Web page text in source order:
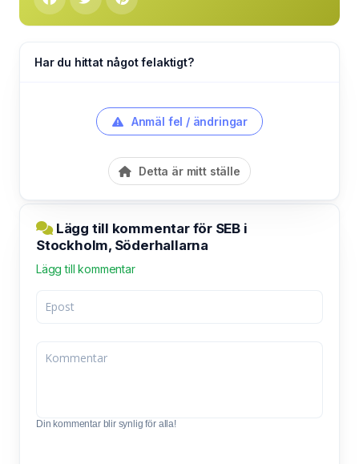
Har du hittat något felaktigt?
Anmäl fel / ändringar
Detta är mitt ställe
Lägg till kommentar för SEB i
Stockholm, Söderhallarna
Lägg till kommentar
Din kommentar blir synlig för alla!